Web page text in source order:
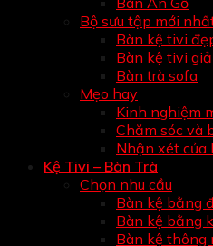
Bộ sưu tập mới
Bàn kệ tivi
Bàn kệ tivi
Bàn trà sofa
Mẹo hay
Kinh nghiệm
Chăm sóc và
Nhận xét của
Kệ Tivi – Bàn Trà
Chọn nhu cầu
Bàn kệ bằng
Bàn kệ bằng
Bàn kệ thông